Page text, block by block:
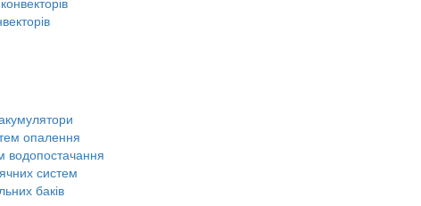
опалення
водопостачання
систем
баків